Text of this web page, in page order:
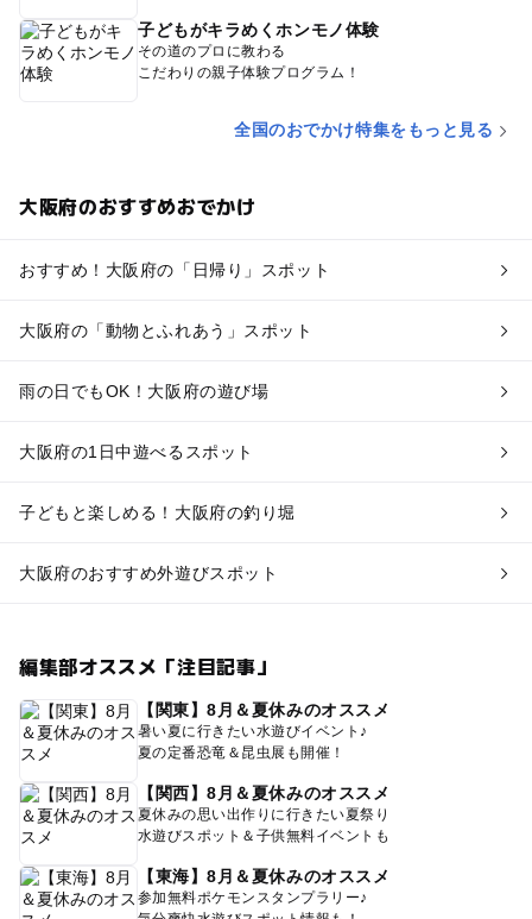
子どもがキラめくホンモノ体験
その道のプロに教わる
こだわりの親子体験プログラム！
全国のおでかけ特集をもっと見る
大阪府のおすすめおでかけ
おすすめ！大阪府の「日帰り」スポット
大阪府の「動物とふれあう」スポット
雨の日でもOK！大阪府の遊び場
大阪府の1日中遊べるスポット
子どもと楽しめる！大阪府の釣り堀
大阪府のおすすめ外遊びスポット
編集部オススメ「注目記事」
【関東】8月＆夏休みのオススメ
暑い夏に行きたい水遊びイベント♪
夏の定番恐竜＆昆虫展も開催！
【関西】8月＆夏休みのオススメ
夏休みの思い出作りに行きたい夏祭り
水遊びスポット＆子供無料イベントも
【東海】8月＆夏休みのオススメ
参加無料ポケモンスタンプラリー♪